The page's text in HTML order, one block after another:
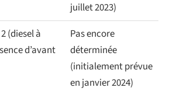
juillet 2023)
(diesel à
d’avant
Pas encore
déterminée
(initialement prévue
en janvier 2024)